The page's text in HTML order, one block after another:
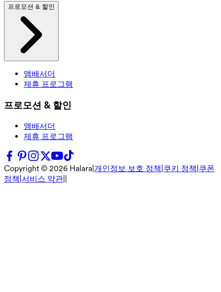
프로모션 & 할인
앰배서더
제휴 프로그램
프로모션 & 할인
앰배서더
제휴 프로그램
Copyright © 2026 Halara 개인정보 보호 정책 쿠키 정책 쿠폰
정책 서비스 약관